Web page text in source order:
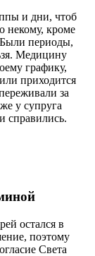
и дни, чтоб
некому, кроме
периоды,
Медицину
графику,
приходится
за
у супруга
справились.
остался в
поэтому
Света